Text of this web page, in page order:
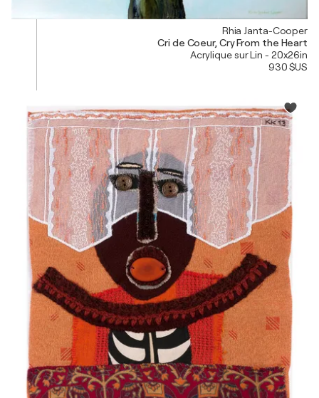
Rhia Janta-Cooper
Cri de Coeur, Cry From the Heart
Acrylique sur Lin - 20x26in
930 $US